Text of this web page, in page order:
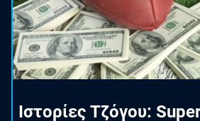
Ιστορίες Τζόγου: